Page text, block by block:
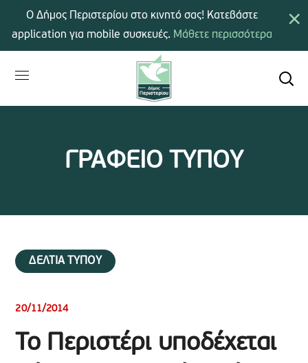
ΓΡΑΦΕΙΟ ΤΥΠΟΥ
ΔΕΛΤΙΑ ΤΥΠΟΥ
20/11/2014
Το Περιστέρι υποδέχεται
×
Ο Δήμος Περιστερίου στο κινητό σας! Κατεβάστε
application για mobile συσκευές. Μάθετε περισσότερα